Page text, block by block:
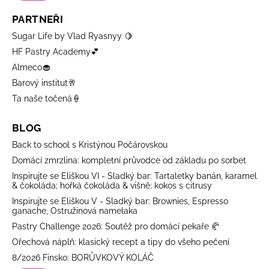
PARTNEŘI
Sugar Life by Vlad Ryasnyy 🍋
HF Pastry Academy💕
Almeco🧁
Barový institut🥂
Ta naše točená🍦
BLOG
Back to school s Kristýnou Počárovskou
Domácí zmrzlina: kompletní průvodce od základu po sorbet
Inspirujte se Eliškou VI - Sladký bar: Tartaletky banán, karamel
& čokoláda; hořká čokoláda & višně; kokos s citrusy
Inspirujte se Eliškou V - Sladký bar: Brownies, Espresso
ganache, Ostružinová namelaka
Pastry Challenge 2026: Soutěž pro domácí pekaře 🥐
Ořechová náplň: klasický recept a tipy do všeho pečení
8/2026 Finsko: BORŮVKOVÝ KOLÁČ